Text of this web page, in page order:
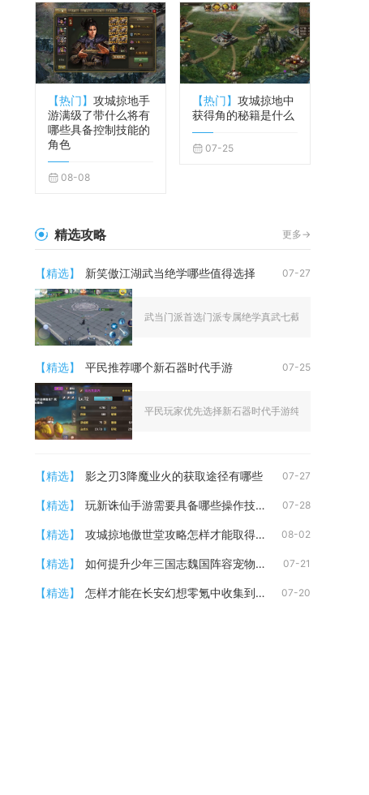
【热门】 攻城掠地手
游满级了带什么将有
哪些具备控制技能的
角色
08-08
【热门】 攻城掠地中
获得角的秘籍是什么
07-25
精选攻略 更多->
【精选】 新笑傲江湖武当绝学哪些值得选择 07-27
武当门派首选门派专属绝学真武七截剑，通用绝学
【精选】 平民推荐哪个新石器时代手游 07-25
平民玩家优先选择新石器时代手游纯水体系阵容，
【精选】 影之刃3降魔业火的获取途径有哪些 07-27
【精选】 玩新诛仙手游需要具备哪些操作技巧 07-28
【精选】 攻城掠地傲世堂攻略怎样才能取得更好效果 08-02
【精选】 如何提升少年三国志魏国阵容宠物实力 07-21
【精选】 怎样才能在长安幻想零氪中收集到神兽卡 07-20